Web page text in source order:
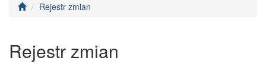
Rejestr zmian
Rejestr zmian